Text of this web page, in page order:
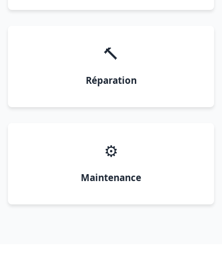
🔨
Réparation
⚙️
Maintenance